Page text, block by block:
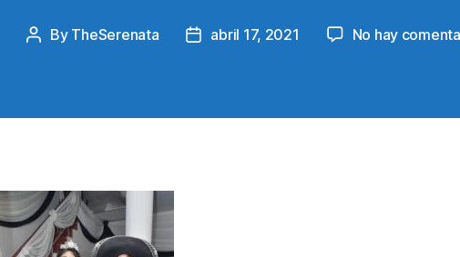
Post
By TheSerenata
Postabril 17, 2021 No hay